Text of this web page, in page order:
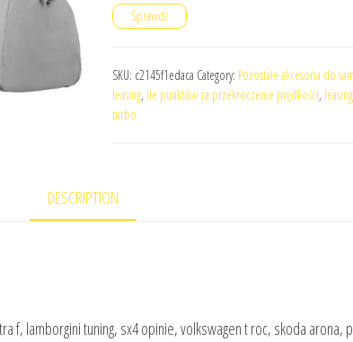
Sprawdź
SKU: c2145f1edaca Category: Pozostałe akcesoria do
leasing, ile punktów za przekroczenie prędkości,
turbo
DESCRIPTION
f, lamborgini tuning, sx4 opinie, volkswagen t roc, skoda arona,